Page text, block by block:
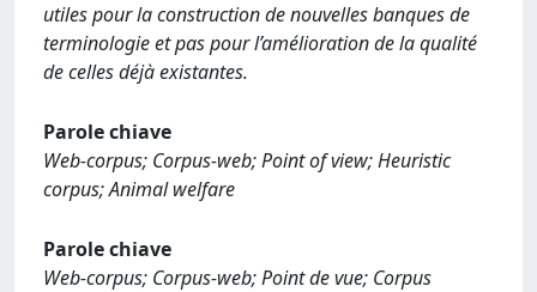
utiles pour la construction de nouvelles banques de
terminologie et pas pour l’amélioration de la qualité
de celles déjà existantes.
Parole chiave
Web-corpus; Corpus-web; Point of view; Heuristic
corpus; Animal welfare
Parole chiave
Web-corpus; Corpus-web; Point de vue; Corpus